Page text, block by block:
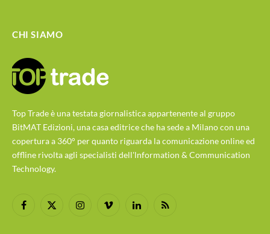
CHI SIAMO
Top Trade è una testata giornalistica appartenente al gruppo
BitMAT Edizioni, una casa editrice che ha sede a Milano con una
copertura a 360° per quanto riguarda la comunicazione online ed
offline rivolta agli specialisti dell'lnformation & Communication
Technology.
Facebook
X
InstagramVimeo LinkedInRSS